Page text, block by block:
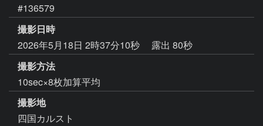
#136579
撮影日時
2026年5月18日 2時37分10秒
露出 80秒
撮影方法
10sec×8枚加算平均
撮影地
四国カルスト